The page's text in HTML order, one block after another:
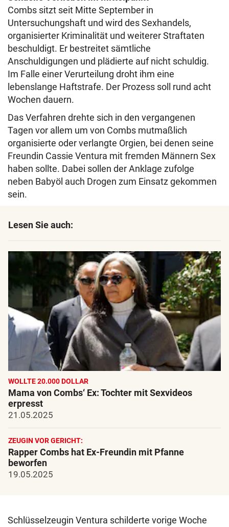
Combs sitzt seit Mitte September in
Untersuchungshaft und wird des Sexhandels,
organisierter Kriminalität und weiterer Straftaten
beschuldigt. Er bestreitet sämtliche
Anschuldigungen und plädierte auf nicht schuldig.
Im Falle einer Verurteilung droht ihm eine
lebenslange Haftstrafe. Der Prozess soll rund acht
Wochen dauern.
Das Verfahren drehte sich in den vergangenen
Tagen vor allem um von Combs mutmaßlich
organisierte oder verlangte Orgien, bei denen seine
Freundin Cassie Ventura mit fremden Männern Sex
haben sollte. Dabei sollen der Anklage zufolge
neben Babyöl auch Drogen zum Einsatz gekommen
sein.
Lesen Sie auch:
WOLLTE 20.000 DOLLAR
Mama von Combs‘ Ex: Tochter mit Sexvideos
erpresst
21.05.2025
ZEUGIN VOR GERICHT:
Rapper Combs hat Ex-Freundin mit Pfanne
beworfen
19.05.2025
Schlüsselzeugin Ventura schilderte vorige Woche